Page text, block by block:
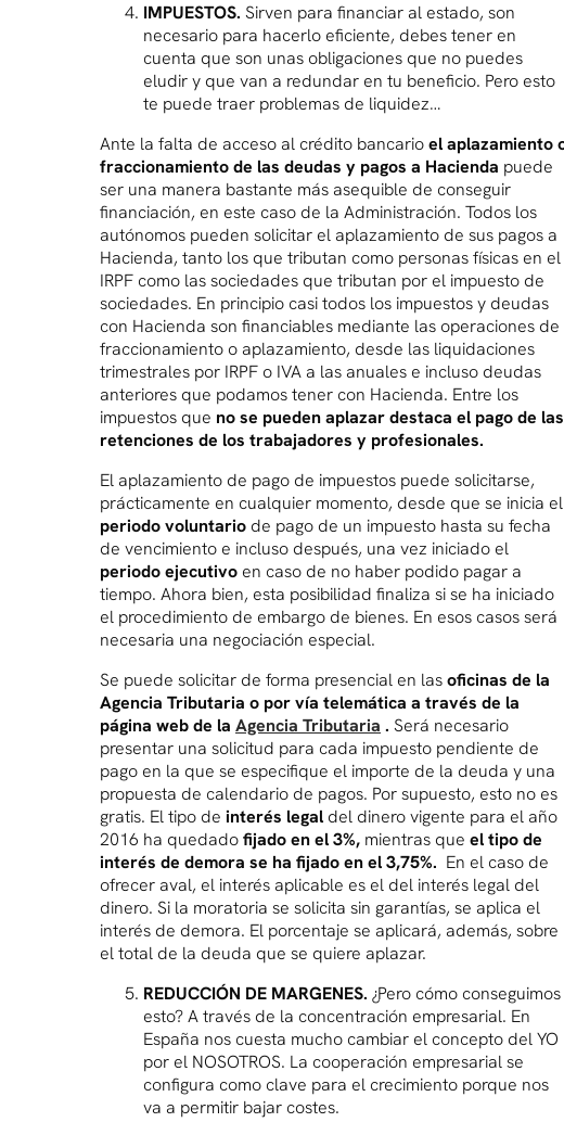
IMPUESTOS. Sirven para financiar al estado, son
necesario para hacerlo eficiente, debes tener en
cuenta que son unas obligaciones que no puedes
eludir y que van a redundar en tu beneficio. Pero esto
te puede traer problemas de liquidez…
Ante la falta de acceso al crédito bancarioel aplazamiento
fraccionamiento de las deudas y pagos a Hacienda puede
ser una manera bastante más asequible de conseguir
financiación, en este caso de la Administración. Todos los
autónomos pueden solicitar el aplazamiento de sus pagos a
Hacienda, tanto los que tributan como personas físicas en el
IRPF como las sociedades que tributan por el impuesto de
sociedades. En principio casi todos los impuestos y deudas
con Hacienda son financiables mediante las operaciones de
fraccionamiento o aplazamiento, desde las liquidaciones
trimestrales por IRPF o IVA a las anuales e incluso deudas
anteriores que podamos tener con Hacienda. Entre los
impuestos que no se pueden aplazar destaca el pago de las
retenciones de los trabajadores y profesionales.
El aplazamiento de pago de impuestos puede solicitarse,
prácticamente en cualquier momento, desde que se inicia el
periodo voluntario de pago de un impuesto hasta su fecha
de vencimiento e incluso después, una vez iniciado el
periodo ejecutivo en caso de no haber podido pagar a
tiempo. Ahora bien, esta posibilidad finaliza si se ha iniciado
el procedimiento de embargo de bienes. En esos casos será
necesaria una negociación especial.
Se puede solicitar de forma presencial en lasoficinas de la
Agencia Tributaria o por vía telemática a través de la
página web de la Agencia Tributaria . Será necesario
presentar una solicitud para cada impuesto pendiente de
pago en la que se especifique el importe de la deuda y una
propuesta de calendario de pagos. Por supuesto, esto no es
gratis. El tipo de interés legal del dinero vigente para el año
2016 ha quedadofijado en el 3%, mientras que el tipo de
interés de demora se ha fijado en el 3,75%. En el caso de
ofrecer aval, el interés aplicable es el del interés legal del
dinero. Si la moratoria se solicita sin garantías, se aplica el
interés de demora. El porcentaje se aplicará, además, sobre
el total de la deuda que se quiere aplazar.
REDUCCIÓN DE MARGENES. ¿Pero cómo conseguimos
esto? A través de la concentración empresarial. En
España nos cuesta mucho cambiar el concepto del YO
por el NOSOTROS. La cooperación empresarial se
configura como clave para el crecimiento porque nos
va a permitir bajar costes.